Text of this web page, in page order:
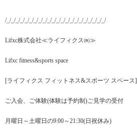
/_/_/_/_/_/_/_/_/_/_/_/_/_/_/_/_/_/_/_/_/_/_/
Lifxc株式会社≪ライフィクス㈱≫
Lifxc fitness&sports space
[ライフィクス フィットネス&スポーツ スペース]
ご入会、ご体験(体験は予約制)ご見学の受付
月曜日～土曜日の9:00～21:30(日祝休み)